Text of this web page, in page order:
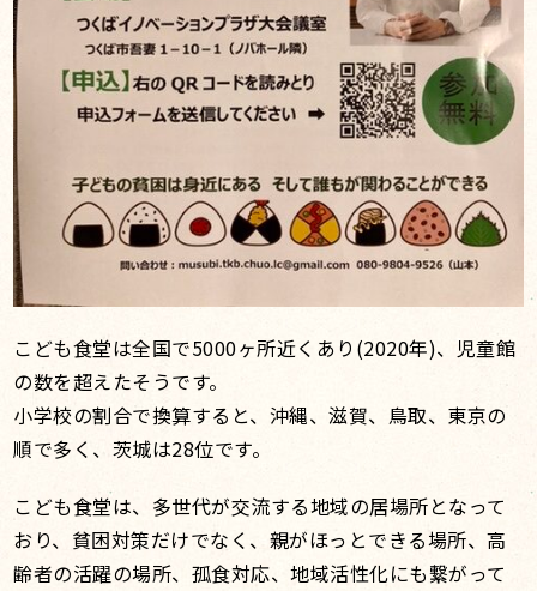
こども食堂は全国で5000ヶ所近くあり(2020年)、児童館
の数を超えたそうです。
小学校の割合で換算すると、沖縄、滋賀、鳥取、東京の
順で多く、茨城は28位です。
こども食堂は、多世代が交流する地域の居場所となって
おり、貧困対策だけでなく、親がほっとできる場所、高
齢者の活躍の場所、孤食対応、地域活性化にも繋がって